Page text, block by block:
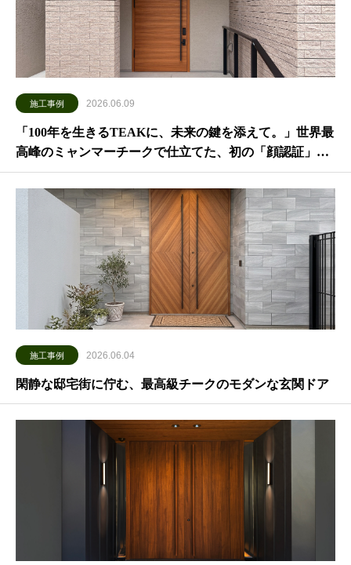
施工事例 2026.06.09
「100年を生きるTEAKに、未来の鍵を添えて。」世界最
高峰のミャンマーチークで仕立てた、初の「顔認証」天
然木防火ドア。
施工事例 2026.06.04
閑静な邸宅街に佇む、最高級チークのモダンな玄関ドア